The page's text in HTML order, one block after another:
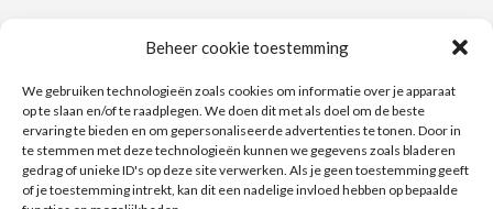
Beheer cookie toestemming
We gebruiken technologieën zoals cookies om informatie over je apparaat
op te slaan en/of te raadplegen. We doen dit met als doel om de beste
ervaring te bieden en om gepersonaliseerde advertenties te tonen. Door in
te stemmen met deze technologieën kunnen we gegevens zoals bladeren
gedrag of unieke ID's op deze site verwerken. Als je geen toestemming geeft
of je toestemming intrekt, kan dit een nadelige invloed hebben op bepaalde
1+11+1 gratis50%100% Terugbetaald actie
Albert Heijn Auchan bonbonnenBonuspunten
Carrefour Cup a Soup DanoneDelhaize deodorant Di douchegel